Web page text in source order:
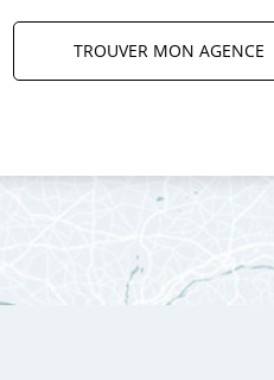
TROUVER MON AGENCE